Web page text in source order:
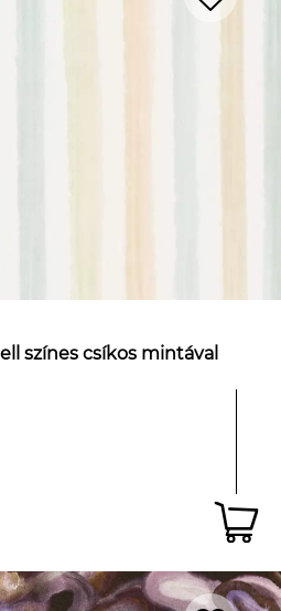
színes csíkos mintával